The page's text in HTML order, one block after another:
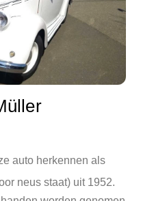
auto herkennen als
neus staat) uit 1952.